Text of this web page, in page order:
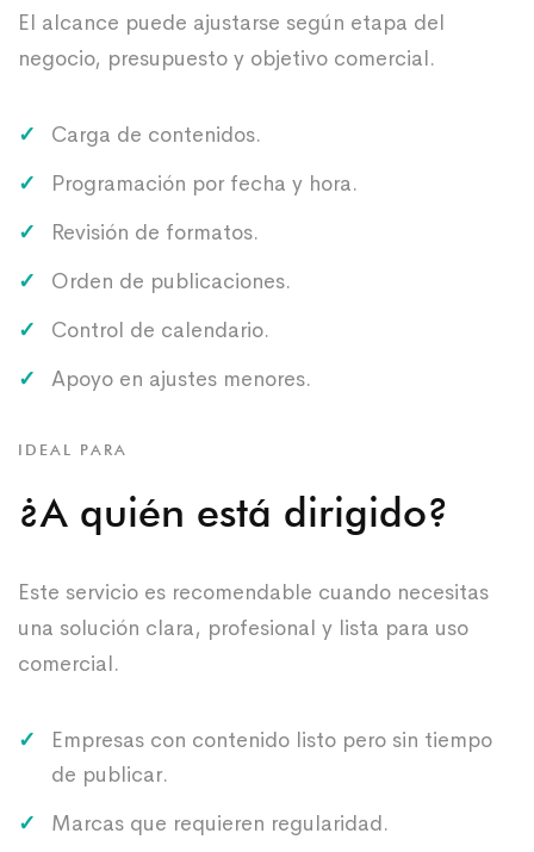
El alcance puede ajustarse según etapa del
negocio, presupuesto y objetivo comercial.
Carga de contenidos.
Programación por fecha y hora.
Revisión de formatos.
Orden de publicaciones.
Control de calendario.
Apoyo en ajustes menores.
IDEAL PARA
¿A quién está dirigido?
Este servicio es recomendable cuando necesitas
una solución clara, profesional y lista para uso
comercial.
Empresas con contenido listo pero sin tiempo
de publicar.
Marcas que requieren regularidad.